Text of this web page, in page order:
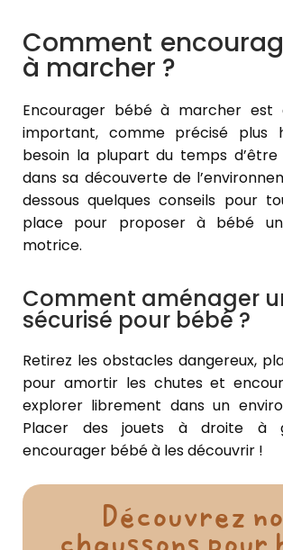
Comment
à marcher ?
Encourager bébé à marcher
important, comme précisé plus
besoin la plupart du temps
dans sa découverte de
dessous quelques conseils pour
place pour proposer à bébé
motrice.
Comment aménager
sécurisé pour bébé ?
Retirez les obstacles dangereux,
pour amortir les chutes et
explorer librement dans un
Placer des jouets à droite à
encourager bébé à les découvrir !
Découvrez